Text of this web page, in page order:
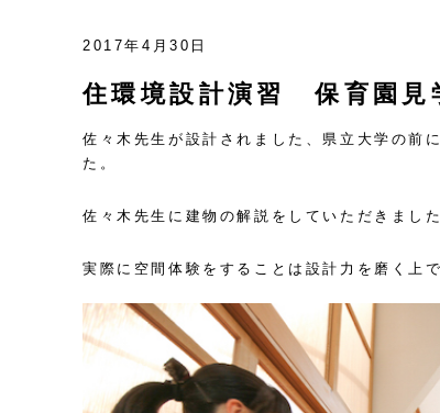
2017年4月30日
住環境設計演習 保育園見
佐々木先生が設計されました、県立大学の前
た。
佐々木先生に建物の解説をしていただきました
実際に空間体験をすることは設計力を磨く上